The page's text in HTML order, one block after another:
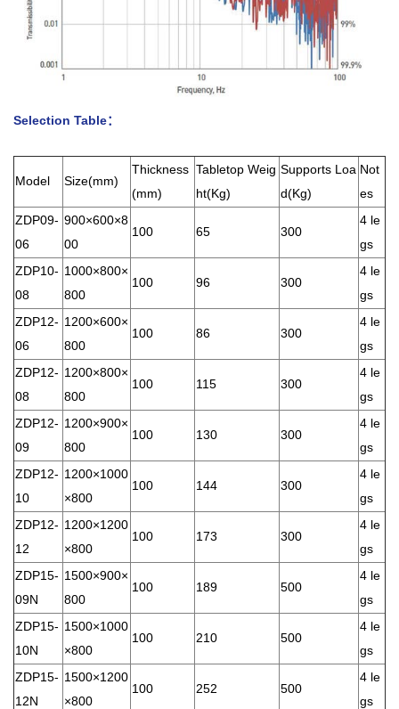
Selection Table：
Model Size(mm)
Thickness
(mm)
Tabletop Weig
ht(Kg)
Supports Loa
d(Kg)
Not
es
ZDP09-
06
900×600×8
00
100 65 300
4 le
gs
ZDP10-
08
1000×800×
800
100 96 300
4 le
gs
ZDP12-
06
1200×600×
800
100 86 300
4 le
gs
ZDP12-
08
1200×800×
800
100 115 300
4 le
gs
ZDP12-
09
1200×900×
800
100 130 300
4 le
gs
ZDP12-
10
1200×1000
×800
100 144 300
4 le
gs
ZDP12-
12
1200×1200
×800
100 173 300
4 le
gs
ZDP15-
09N
1500×900×
800
100 189 500
4 le
gs
ZDP15-
10N
1500×1000
×800
100 210 500
4 le
gs
ZDP15-
12N
1500×1200
×800
100 252 500
4 le
gs